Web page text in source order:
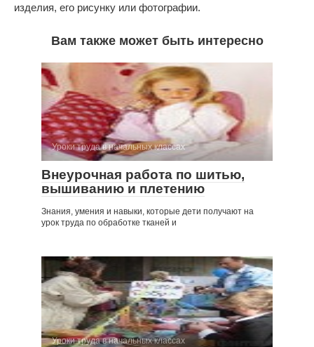
изделия, его рисунку или фотографии.
Вам также может быть интересно
Уроки труда в начальных классах
Внеурочная работа по шитью,
вышиванию и плетению
Знания, умения и навыки, которые дети получают на
урок труда по обработке тканей и
Уроки труда в начальных классах